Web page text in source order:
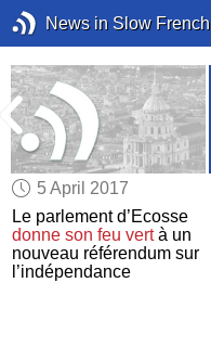
News in Slow French
5 April 2017
Le parlement d’Ecosse
donne son feu vertà un
nouveau référendum sur
l’indépendance